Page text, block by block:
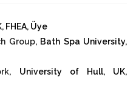
FHEA, Üye
Group, Bath Spa University,
, University of Hull, UK,